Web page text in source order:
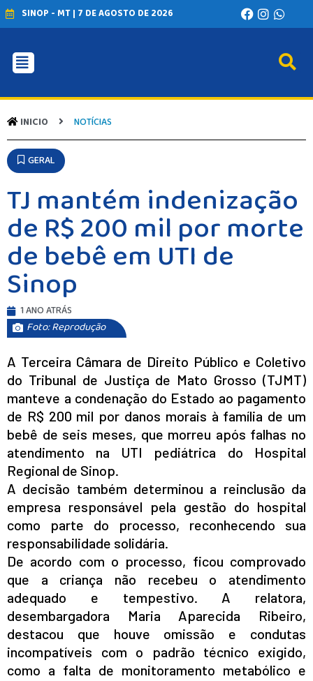
SINOP - MT | 7 DE AGOSTO DE 2026
INICIO NOTÍCIAS
GERAL
TJ mantém indenização
de R$ 200 mil por morte
de bebê em UTI de
Sinop
1 ANO ATRÁS
Foto: Reprodução
A Terceira Câmara de Direito Público e Coletivo
do Tribunal de Justiça de Mato Grosso (TJMT)
manteve a condenação do Estado ao pagamento
de R$ 200 mil por danos morais à família de um
bebê de seis meses, que morreu após falhas no
atendimento na UTI pediátrica do Hospital
Regional de Sinop.
A decisão também determinou a reinclusão da
empresa responsável pela gestão do hospital
como parte do processo, reconhecendo sua
responsabilidade solidária.
De acordo com o processo, ficou comprovado
que a criança não recebeu o atendimento
adequado e tempestivo. A relatora,
desembargadora Maria Aparecida Ribeiro,
destacou que houve omissão e condutas
incompatíveis com o padrão técnico exigido,
como a falta de monitoramento metabólico e
INICIO
AGRONEGÓCIO
GERAL
ESPORTES
SAÚDE
MATO GROSSO
POLÍCIA
POLÍTICA
VARIEDADES
BALCÃO DE EMPREGOS